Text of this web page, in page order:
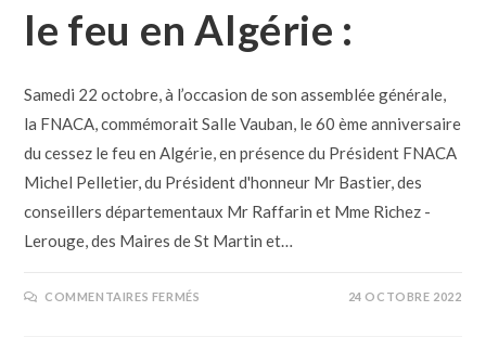
le feu en Algérie :
Samedi 22 octobre, à l’occasion de son assemblée générale,
la FNACA, commémorait Salle Vauban, le 60 ème anniversaire
du cessez le feu en Algérie, en présence du Président FNACA
Michel Pelletier, du Président d'honneur Mr Bastier, des
conseillers départementaux Mr Raffarin et Mme Richez -
Lerouge, des Maires de St Martin et…
COMMENTAIRES FERMÉS 24 OCTOBRE 2022